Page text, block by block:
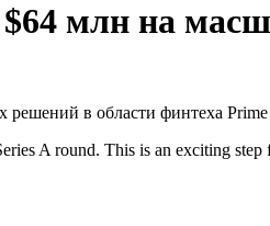
млн на
в области финтеха
A round. This is an exciting